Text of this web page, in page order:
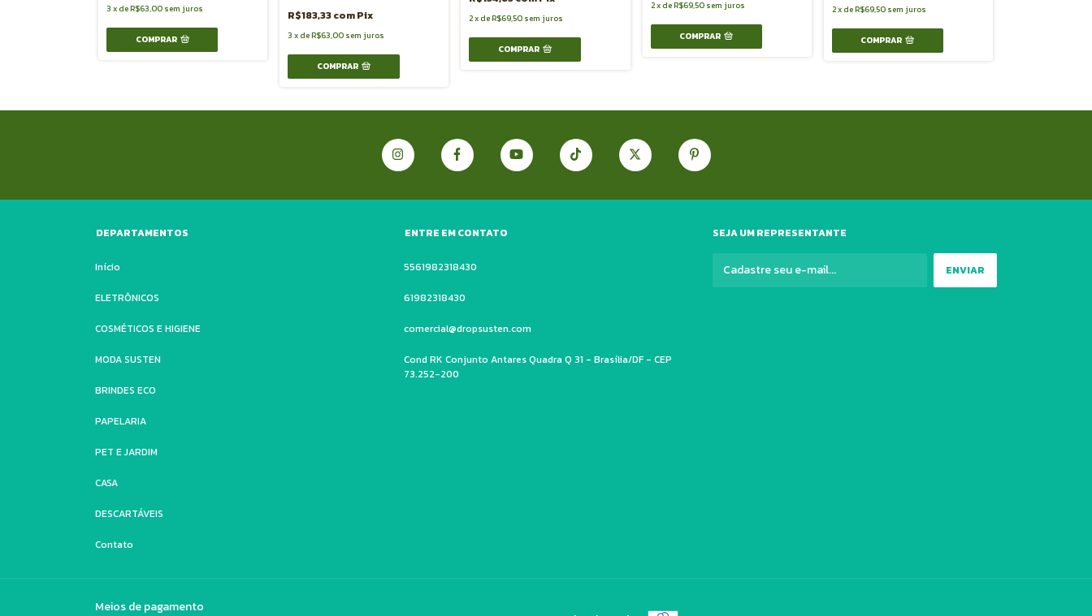
3 xdeR$63,00 sem juros
COMPRAR
R$183,33comPix
3 xdeR$63,00 sem juros
COMPRAR
2xdeR$69,50 sem juros
COMPRAR
2xdeR$69,50 sem juros
COMPRAR
2xdeR$69,50 sem juros
COMPRAR
DEPARTAMENTOS
Início
ELETRÔNICOS
COSMÉTICOS E HIGIENE
MODA SUSTEN
BRINDES ECO
PAPELARIA
PET E JARDIM
CASA
DESCARTÁVEIS
Contato
ENTRE EM CONTATO
5561982318430
61982318430
comercial@dropsusten.com
Cond RK Conjunto Antares Quadra Q 31 - Brasília/DF - CEP
73.252-200
SEJA UM REPRESENTANTE
Meios de pagamento